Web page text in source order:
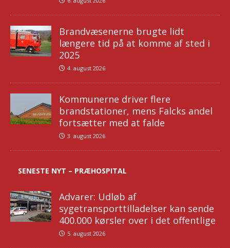
Brandvæsenerne brugte lidt
længere tid på at komme af sted i
2025
4. august 2026
Kommunerne driver flere
brandstationer, mens Falcks andel
fortsætter med at falde
3. august 2026
SENESTE NYT – PRÆHOSPITAL
Advarer: Udløb af
sygetransporttilladelser kan sende
400.000 kørsler over i det offentlige
5. august 2026